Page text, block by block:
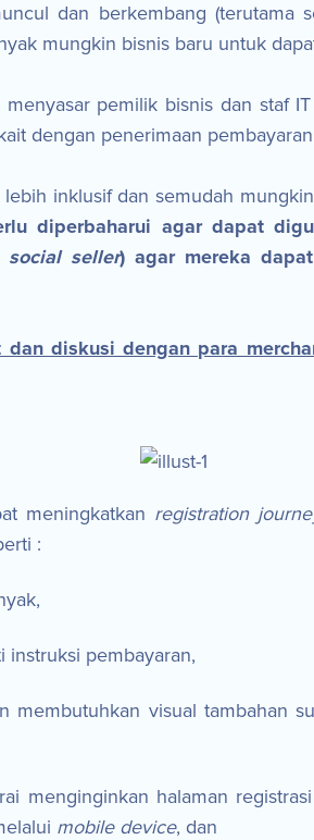
dan berkembang (terutama
mungkin bisnis baru untuk
pemilik bisnis dan staf
dengan penerimaan
inklusif dan semudah
diperbaharui agar dapat
social seller) agar mereka
diskusi dengan para
meningkatkan registration
:
pembayaran,
visual tambahan
menginginkan halaman
mobile device, dan